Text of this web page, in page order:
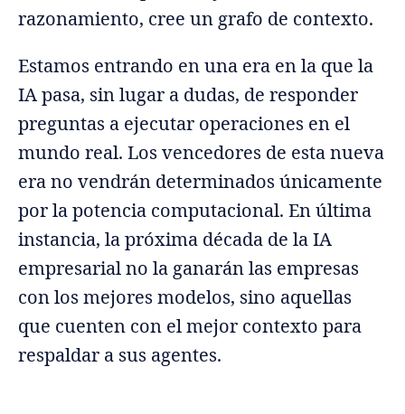
razonamiento, cree un grafo de contexto.
Estamos entrando en una era en la que la
IA pasa, sin lugar a dudas, de responder
preguntas a ejecutar operaciones en el
mundo real. Los vencedores de esta nueva
era no vendrán determinados únicamente
por la potencia computacional. En última
instancia, la próxima década de la IA
empresarial no la ganarán las empresas
con los mejores modelos, sino aquellas
que cuenten con el mejor contexto para
respaldar a sus agentes.